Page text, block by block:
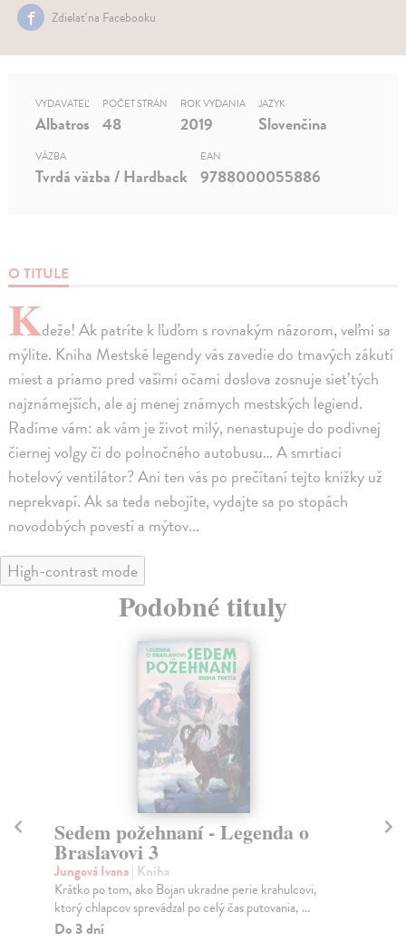
Zdielať na Facebooku
O TITULE
Kdeže! Ak patríte k ľuďom s rovnakým názorom, veľmi sa
mýlite. Kniha Mestské legendy vás zavedie do tmavých zákutí
miest a priamo pred vašimi očami doslova zosnuje sieť tých
najznámejších, ale aj menej známych mestských legiend.
Radíme vám: ak vám je život milý, nenastupuje do podivnej
čiernej volgy či do polnočného autobusu… A smrtiaci
hotelový ventilátor? Ani ten vás po prečítaní tejto knižky už
neprekvapí. Ak sa teda nebojíte, vydajte sa po stopách
novodobých povestí a mýtov...
VYDAVATEĽ
Albatros
POČET STRÁN
48
ROK VYDANIA
2019
JAZYK
Slovenčina
VÄZBA
Tvrdá väzba / Hardback
EAN
9788000055886
High-contrast mode
Podobné tituly
Sedem požehnaní - Legenda o
Braslavovi 3
Jungová Ivana| Kniha
Krátko po tom, ako Bojan ukradne perie krahulcovi,
ktorý chlapcov sprevádzal po celý čas putovania, ...
Do 3 dní